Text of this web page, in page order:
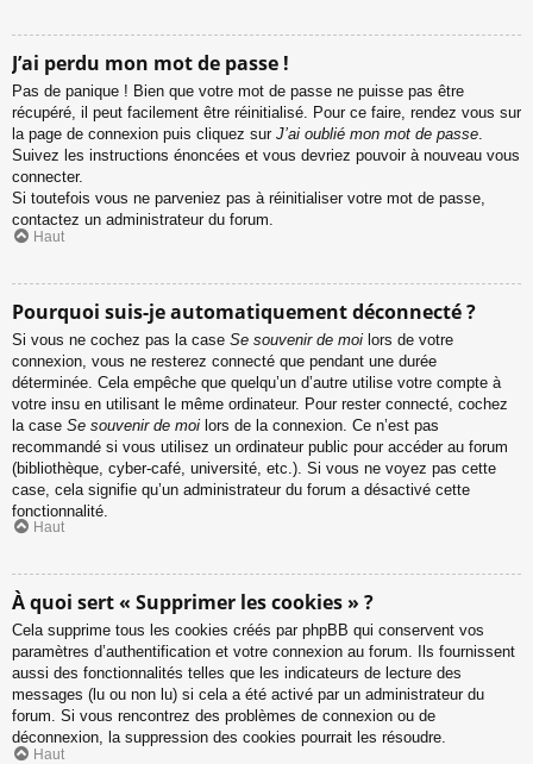
J’ai perdu mon mot de passe !
Pas de panique ! Bien que votre mot de passe ne puisse pas être
récupéré, il peut facilement être réinitialisé. Pour ce faire, rendez vous sur
la page de connexion puis cliquez sur J’ai oublié mon mot de passe.
Suivez les instructions énoncées et vous devriez pouvoir à nouveau vous
connecter.
Si toutefois vous ne parveniez pas à réinitialiser votre mot de passe,
contactez un administrateur du forum.
Haut
Pourquoi suis-je automatiquement déconnecté ?
Si vous ne cochez pas la case Se souvenir de moi lors de votre
connexion, vous ne resterez connecté que pendant une durée
déterminée. Cela empêche que quelqu’un d’autre utilise votre compte à
votre insu en utilisant le même ordinateur. Pour rester connecté, cochez
la case Se souvenir de moi lors de la connexion. Ce n’est pas
recommandé si vous utilisez un ordinateur public pour accéder au forum
(bibliothèque, cyber-café, université, etc.). Si vous ne voyez pas cette
case, cela signifie qu’un administrateur du forum a désactivé cette
fonctionnalité.
Haut
À quoi sert « Supprimer les cookies » ?
Cela supprime tous les cookies créés par phpBB qui conservent vos
paramètres d’authentification et votre connexion au forum. Ils fournissent
aussi des fonctionnalités telles que les indicateurs de lecture des
messages (lu ou non lu) si cela a été activé par un administrateur du
forum. Si vous rencontrez des problèmes de connexion ou de
déconnexion, la suppression des cookies pourrait les résoudre.
Haut